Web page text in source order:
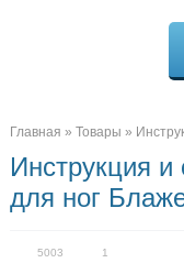
в
спине
Главная » Товары »
Инструкция
для ног
5003 1